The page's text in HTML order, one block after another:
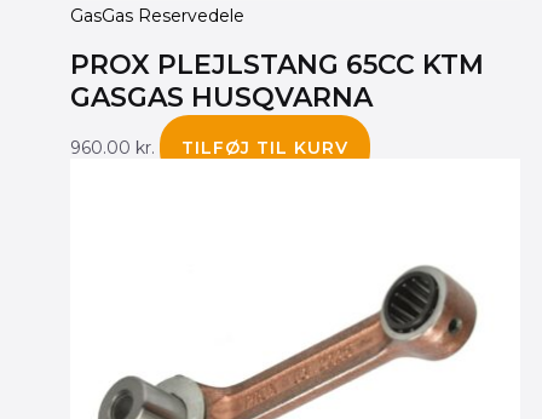
GasGas Reservedele
PROX PLEJLSTANG 65CC KTM
GASGAS HUSQVARNA
960.00 kr. TILFØJ TIL KURV